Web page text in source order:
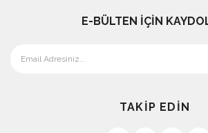
E-BÜLTEN İÇİN
TAKİP EDİN